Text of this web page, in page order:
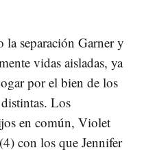
la separación Garner y
vidas aisladas, ya
por el bien de los
Los
en común, Violet
con los que Jennifer